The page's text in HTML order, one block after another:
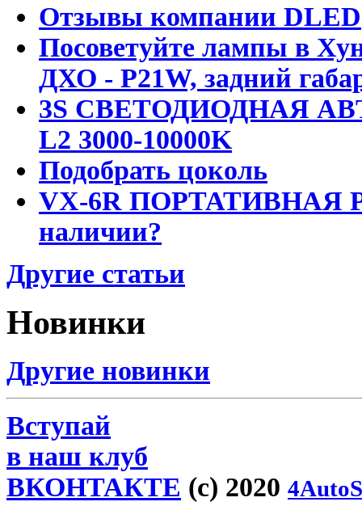
Отзывы компании DLED
Посоветуйте лампы в
ДХО - P21W, задний
3S СВЕТОДИОДНАЯ
L2 3000-10000K
Подобрать цоколь
VX-6R ПОРТАТИВНАЯ
наличии?
Другие статьи
Новинки
Другие новинки
Вступай
в наш клуб
ВКОНТАКТЕ (c) 2020